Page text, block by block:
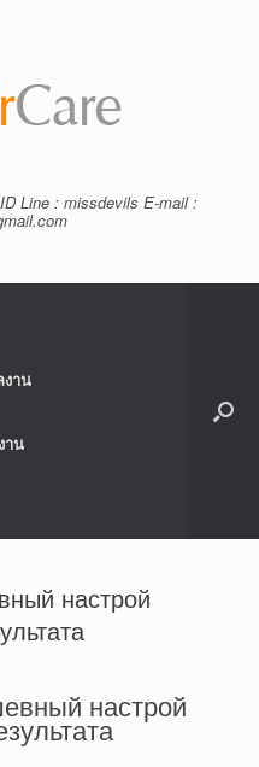
Line : missdevils E-mail :
งาน
าน
настрой
настрой